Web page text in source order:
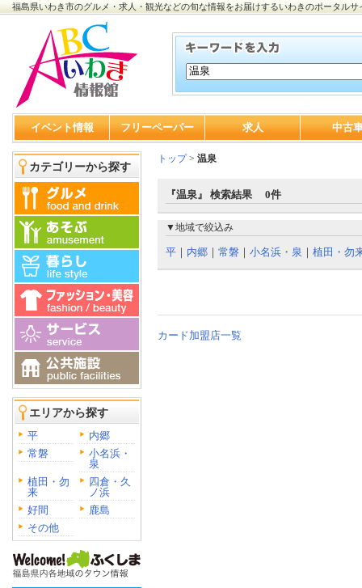
福島県いわき市のグルメ・求人・観光などの旬な情報をお届けするいわきのポータルサ
イベント情報 フリーペーパー 求人 中古
カテゴリーから探す
エリアから探す
平
内郷
常磐
小名浜・
泉
植田・勿
来
四倉・久
ノ浜
好間
鹿島
その他
トップ> 温泉
『温泉』 検索結果 0件
▼地域で絞込み
平 ｜ 内郷 ｜ 常磐 ｜ 小名浜・泉 ｜ 植田・勿
カード加盟店一覧